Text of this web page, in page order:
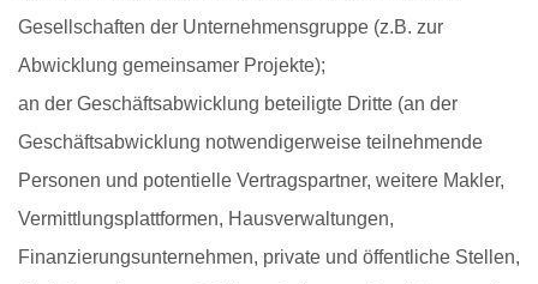
Gesellschaften der Unternehmensgruppe (z.B. zur
Abwicklung gemeinsamer Projekte);
an der Geschäftsabwicklung beteiligte Dritte (an der
Geschäftsabwicklung notwendigerweise teilnehmende
Personen und potentielle Vertragspartner, weitere Makler,
Vermittlungsplattformen, Hausverwaltungen,
Finanzierungsunternehmen, private und öffentliche Stellen,